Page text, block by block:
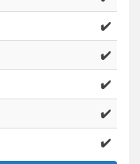
✔️
✔️
✔️
✔️
✔️